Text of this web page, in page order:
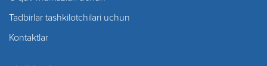
Tadbirlar tashkilotchilari uchun
Kontaktlar